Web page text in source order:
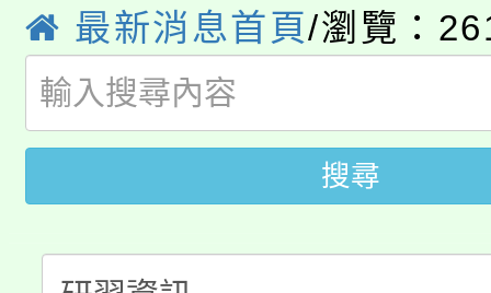
局官網。
8月14至27日，桃園電
開!
115年桃園市運動會8/
田徑場及游泳池舉行。
桃園市低收入戶享有免
視費優惠，中低收入戶
半價優惠，詳情可洽有
大園自造教育及科技
份教師增能研習
最新消息首頁/瀏覽：
搜尋